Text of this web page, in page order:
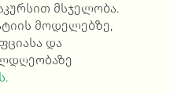
მსჯელობა.
მოდელებზე,
და